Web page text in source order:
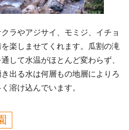
ラやアジサイ、モミジ、イチョ
楽しませてくれます。瓜割の滝
して水温がほとんど変わらず、
出る水は何層もの地層によりろ
溶け込んでいます。